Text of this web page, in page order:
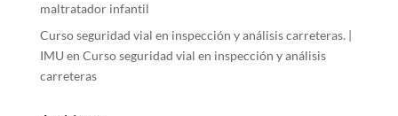
maltratador infantil
Curso seguridad vial en inspección y análisis carreteras. |
IMU en Curso seguridad vial en inspección y análisis
carreteras